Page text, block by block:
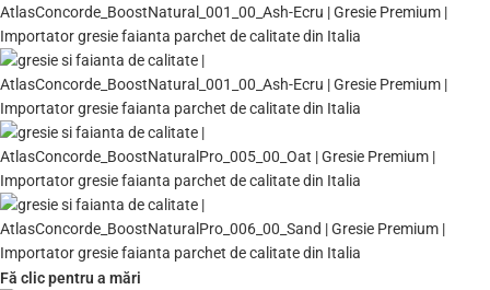
Fă clic pentru a mări